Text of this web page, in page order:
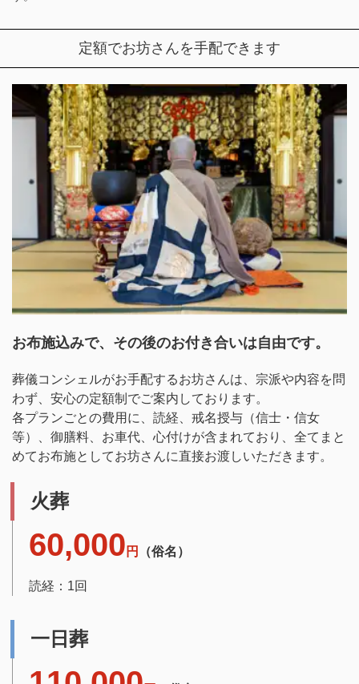
定額でお坊さんを手配できます
お布施込みで、その後のお付き合いは自由です。
葬儀コンシェルがお手配するお坊さんは、宗派や内容を問
わず、安心の定額制でご案内しております。
各プランごとの費用に、読経、戒名授与（信士・信女
等）、御膳料、お車代、心付けが含まれており、全てまと
めてお布施としてお坊さんに直接お渡しいただきます。
火葬
60,000 円 （俗名）
読経：1回
一日葬